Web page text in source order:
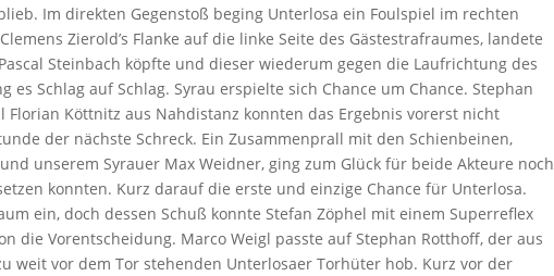
Im direkten Gegenstoß beging Unterlosa ein Foulspiel im rechten
Zierold’s Flanke auf die linke Seite des Gästestrafraumes, landete
Steinbach köpfte und dieser wiederum gegen die Laufrichtung des
es Schlag auf Schlag. Syrau erspielte sich Chance um Chance. Stephan
Köttnitz aus Nahdistanz konnten das Ergebnis vorerst nicht
der nächste Schreck. Ein Zusammenprall mit den Schienbeinen,
unserem Syrauer Max Weidner, ging zum Glück für beide Akteure noch
konnten. Kurz darauf die erste und einzige Chance für Unterlosa.
ein, doch dessen Schuß konnte Stefan Zöphel mit einem Superreflex
die Vorentscheidung. Marco Weigl passte auf Stephan Rotthoff, der aus
weit vor dem Tor stehenden Unterlosaer Torhüter hob. Kurz vor der